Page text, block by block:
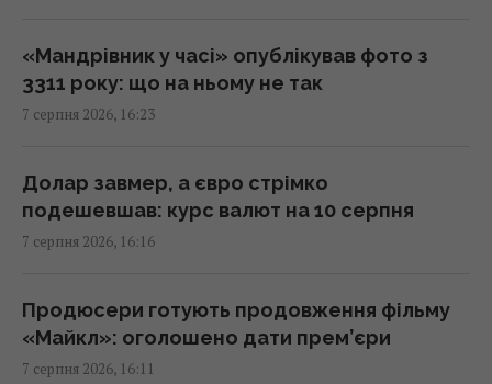
16:04 п'ятниця, 07 серпня 2026
Нацбанк посилив гривню до євро:
15:56 п'ятниця, 07 серпня 2026
Кіборга Оловаренка шостий рік судять
Аронець
15:51 п'ятниця, 07 серпня 2026
«Мандрівник у часі» опублікував фото з
3311 року: що на ньому не так
7 серпня 2026, 16:23
Долар завмер, а євро стрімко
подешевшав: курс валют на 10 серпня
7 серпня 2026, 16:16
Продюсери готують продовження фільму
«Майкл»: оголошено дати прем’єри
7 серпня 2026, 16:11